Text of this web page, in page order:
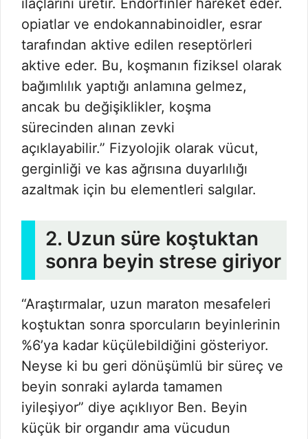
opiatlar ve endokannabinoidler, esrar
tarafından aktive edilen reseptörleri
aktive eder. Bu, koşmanın fiziksel olarak
bağımlılık yaptığı anlamına gelmez,
ancak bu değişiklikler, koşma
sürecinden alınan zevki
açıklayabilir.” Fizyolojik olarak vücut,
gerginliği ve kas ağrısına duyarlılığı
azaltmak için bu elementleri salgılar.
2. Uzun süre koştuktan
sonra beyin strese giriyor
“Araştırmalar, uzun maraton mesafeleri
koştuktan sonra sporcuların beyinlerinin
%6’ya kadar küçülebildiğini gösteriyor.
Neyse ki bu geri dönüşümlü bir süreç ve
beyin sonraki aylarda tamamen
iyileşiyor” diye açıklıyor Ben. Beyin
küçük bir organdır ama vücudun